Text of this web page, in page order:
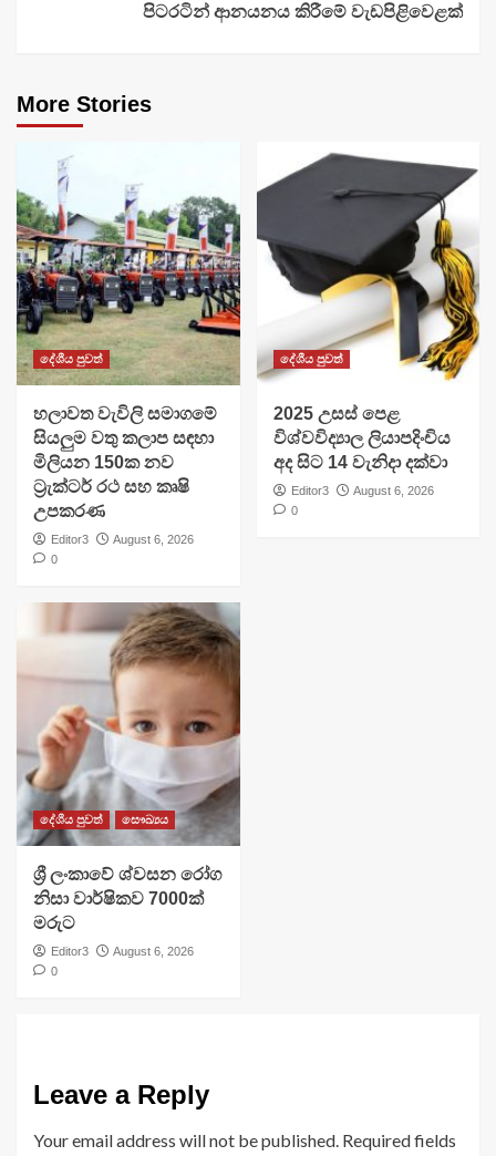
පිටරටින් ආනයනය කිරීමේ වැඩපිළිවෙළක්
More Stories
දේශීය පුවත්
හලාවත වැවිලි සමාගමේ
සියලුම වතු කලාප සඳහා
මිලියන 150ක නව
ට්‍රැක්ටර් රථ සහ කෘෂි
උපකරණ
Editor3
August 6, 2026
0
දේශීය පුවත්
​2025 උසස් පෙළ
විශ්වවිද්‍යාල ලියාපදිංචිය
අද සිට 14 වැනිදා දක්වා
Editor3
August 6, 2026
0
දේශීය පුවත් සෞඛ්‍යය
ශ්‍රී ලංකාවේ ශ්වසන රෝග
නිසා වාර්ෂිකව 7000ක්
මරුට
Editor3
August 6, 2026
0
Leave a Reply
Your email address will not be published. Required fields